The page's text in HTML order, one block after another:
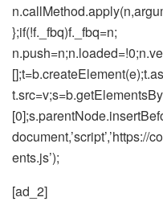
};if(!f._fbq)f._fbq=n;
ents.js’);
[ad_2]